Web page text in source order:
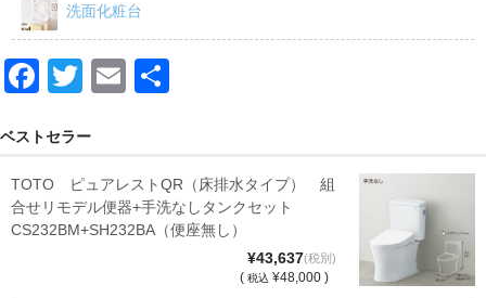
洗面化粧台
F
c
e
b
T
tt
er
E
ベストセラー
TOTO ピュアレストQR（床排水タイプ） 組
合せリモデル便器+手洗なしタンクセット
CS232BM+SH232BA（便座無し）
¥43,637(税別)
( 税込 ¥48,000 )